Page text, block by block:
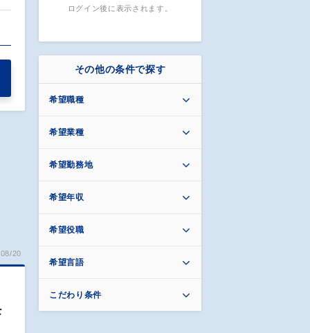
20
ログイン後に表示されます。
その他の条件で探す
希望職種
希望業種
希望勤務地
希望年収
希望役職
希望言語
こだわり条件